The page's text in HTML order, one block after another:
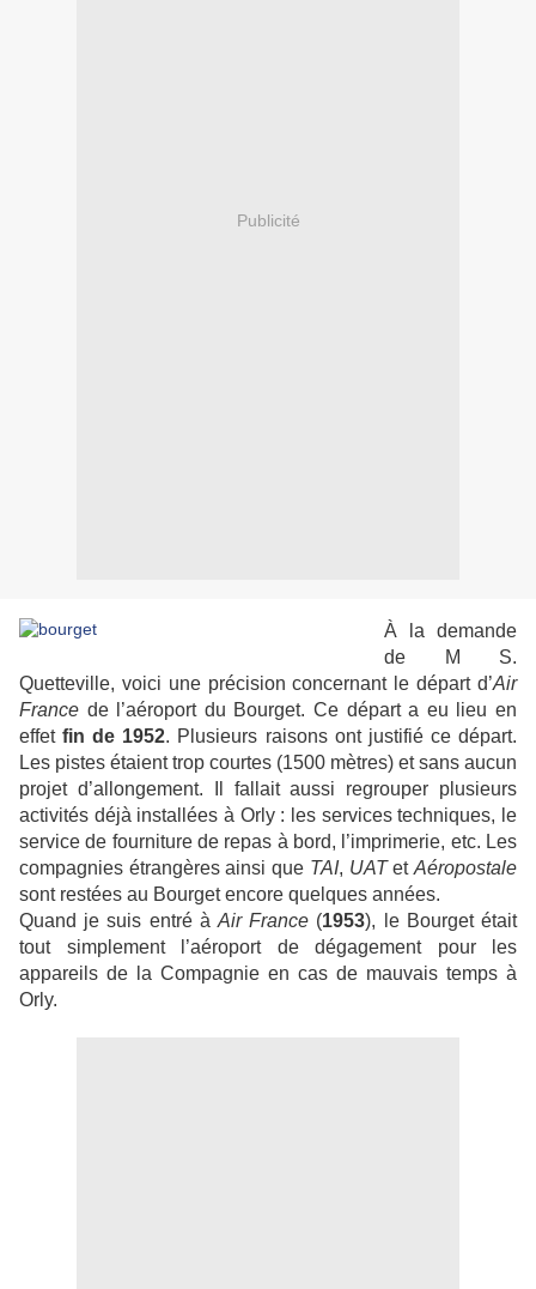
Publicité
À la demande
de M S.
Quetteville, voici une précision concernant le départ d’Air
France de l’aéroport du Bourget. Ce départ a eu lieu en
effetfin de 1952. Plusieurs raisons ont justifié ce départ.
Les pistes étaient trop courtes (1500 mètres) et sans aucun
projet d’allongement. Il fallait aussi regrouper plusieurs
activités déjà installées à Orly : les services techniques, le
service de fourniture de repas à bord, l’imprimerie, etc. Les
compagnies étrangères ainsi que TAI, UATetAéropostale
sont restées au Bourget encore quelques années.
Quand je suis entré à Air France (1953), le Bourget était
tout simplement l’aéroport de dégagement pour les
appareils de la Compagnie en cas de mauvais temps à
Orly.